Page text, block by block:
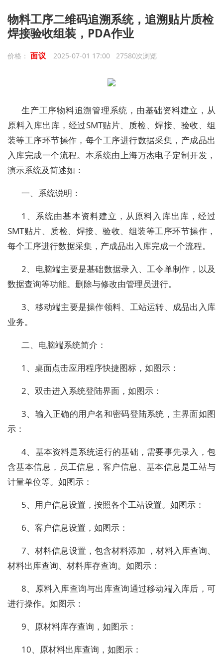
物料工序二维码追溯系统，追溯贴片质检
焊接验收组装，PDA作业
价格： 面议 2025-07-01 17:00 27580次浏览
生产工序物料追溯管理系统，由基础资料建立，从
原料入库出库，经过SMT贴片、质检、焊接、验收、组
装等工序环节操作，每个工序进行数据采集，产成品出
入库完成一个流程。本系统由上海万杰电子定制开发，
演示系统及简述如：
一、系统说明：
1、系统由基本资料建立，从原料入库出库，经过
SMT贴片、质检、焊接、验收、组装等工序环节操作，
每个工序进行数据采集，产成品出入库完成一个流程。
2、电脑端主要是基础数据录入、工令单制作，以及
数据查询等功能。删除与修改由管理员进行。
3、移动端主要是操作领料、工站运转、成品出入库
业务。
二、电脑端系统简介：
1、桌面点击应用程序快捷图标，如图示：
2、双击进入系统登陆界面，如图示：
3、输入正确的用户名和密码登陆系统，主界面如图
示：
4、基本资料是系统运行的基础，需要事先录入，包
含基本信息，员工信息，客户信息、基本信息是工站与
计量单位等。如图示：
5、用户信息设置，按照各个工站设置。如图示：
6、客户信息设置，如图示：
7、材料信息设置，包含材料添加 ，材料入库查询、
材料出库查询、材料库存查询。如图示：
8、原料入库查询与出库查询通过移动端入库后，可
进行操作。如图示：
9、原材料库存查询，如图示：
10、原材料出库查询，如图示：